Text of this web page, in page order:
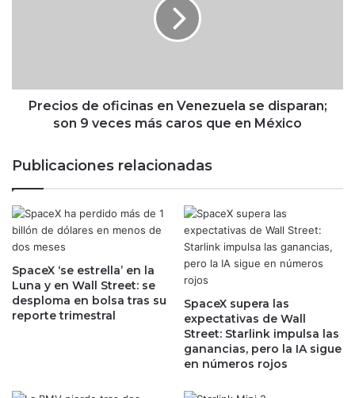
a
a
c
c
i
o
n
e
s
d
e
e
i
n
a
s
e
n
V
e
n
e
l
Precios de oficinas en Venezuela se disparan;
son 9 veces más caros que en México
Publicaciones relacionadas
SpaceX ‘se estrella’ en la
Luna y en Wall Street: se
desploma en bolsa tras su
reporte trimestral
SpaceX supera las
expectativas de Wall
Street: Starlink impulsa las
ganancias, pero la IA sigue
en números rojos